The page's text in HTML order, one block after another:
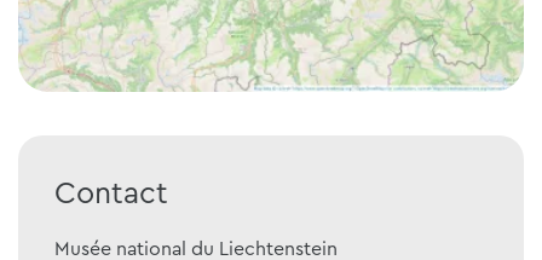
Contact
Musée national du Liechtenstein